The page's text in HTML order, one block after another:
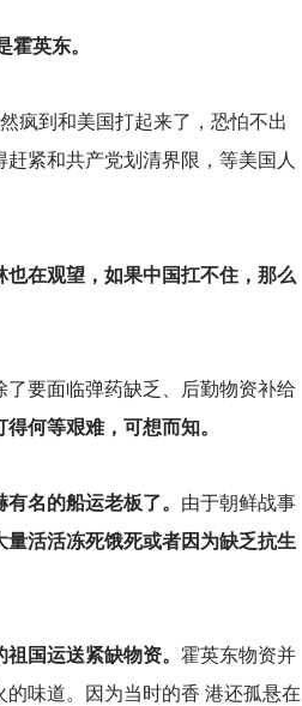
英东。
疯到和美国打起来了，恐怕不出
紧和共产党划清界限，等美国人
在观望，如果中国扛不住，那么
了要面临弹药缺乏、后勤物资补给
何等艰难，可想而知。
名的船运老板了。 由于朝鲜战事
量活活冻死饿死或者因为缺乏抗生
国运送紧缺物资。 霍英东物资并
味道。因为当时的香 港还孤悬在